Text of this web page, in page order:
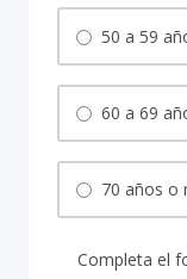
50 a 59
60 a 69
70 años o
Completa el